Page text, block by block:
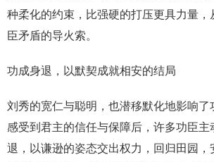
种柔化的约束，比强硬的打压更具力量，
臣矛盾的导火索。
功成身退，以默契成就相安的结局
刘秀的宽仁与聪明，也潜移默化地影响了
感受到君主的信任与保障后，许多功臣主
退，以谦逊的姿态交出权力，回归田园，